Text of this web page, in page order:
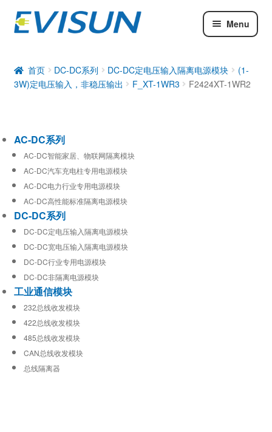
Menu
DC-DC系列
工业通信模块
首页 DC-DC系列 DC-DC定电压输入隔离电源模块
(1-
3W)定电压输入，非稳压输出
F_XT-1WR3 F2424XT-1WR2
AC-DC系列
AC-DC智能家居、物联网隔离模块
AC-DC汽车充电柱专用电源模块
AC-DC电力行业专用电源模块
AC-DC高性能标准隔离电源模块
DC-DC系列
DC-DC定电压输入隔离电源模块
DC-DC宽电压输入隔离电源模块
DC-DC行业专用电源模块
DC-DC非隔离电源模块
工业通信模块
232总线收发模块
422总线收发模块
485总线收发模块
CAN总线收发模块
总线隔离器